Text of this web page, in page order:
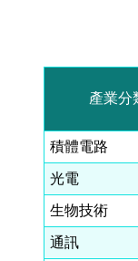
產業分
積體電路
光電
生物技術
通訊